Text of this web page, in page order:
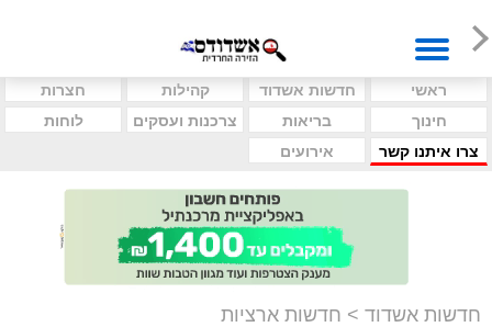
ראשי חדשות אשדוד קהילות
חצרות
חינוך
בריאות צרכנות ועסקים
לוחות
צרו איתנו קשר
אירועים
חדשות אשדוד > חדשות ארציות